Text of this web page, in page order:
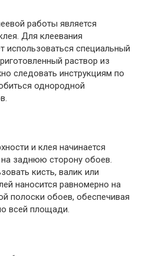
работы является
Для клеевания
использоваться специальный
раствор из
следовать инструкциям по
однородной
и клея начинается
заднюю сторону обоев.
кисть, валик или
наносится равномерно на
полоски обоев, обеспечивая
всей площади.